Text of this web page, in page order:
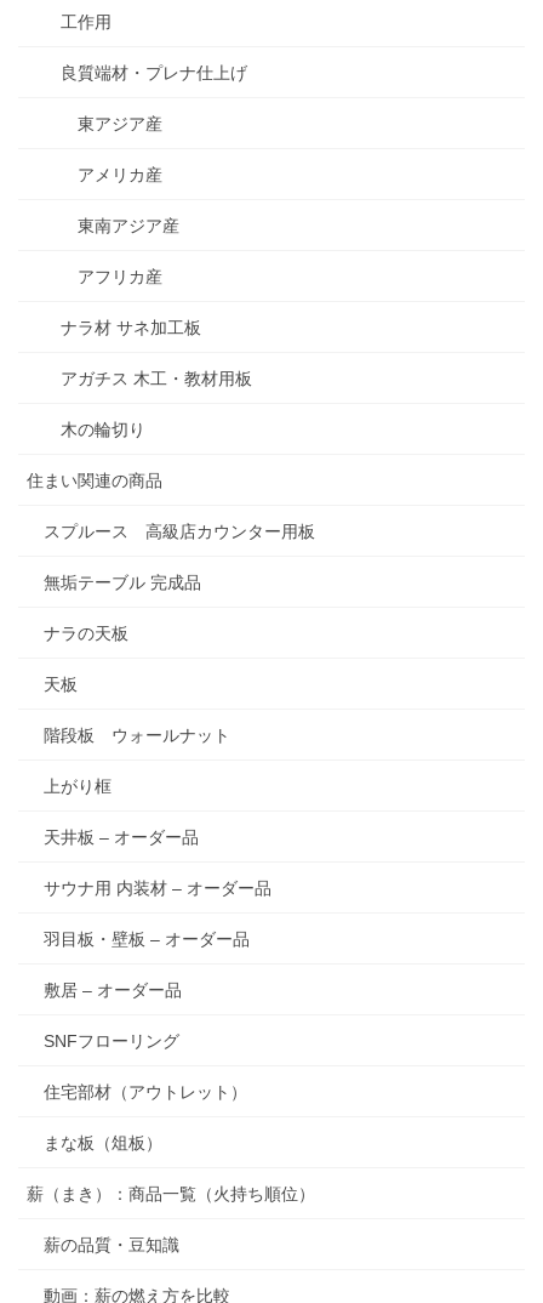
工作用
良質端材・プレナ仕上げ
東アジア産
アメリカ産
東南アジア産
アフリカ産
ナラ材 サネ加工板
アガチス 木工・教材用板
木の輪切り
住まい関連の商品
スプルース 高級店カウンター用板
無垢テーブル 完成品
ナラの天板
天板
階段板 ウォールナット
上がり框
天井板 – オーダー品
サウナ用 内装材 – オーダー品
羽目板・壁板 – オーダー品
敷居 – オーダー品
SNFフローリング
住宅部材（アウトレット）
まな板（俎板）
薪（まき）：商品一覧（火持ち順位）
薪の品質・豆知識
動画：薪の燃え方を比較